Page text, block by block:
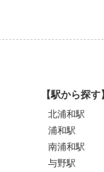
【駅から探す】
北浦和駅
浦和駅
南浦和駅
与野駅